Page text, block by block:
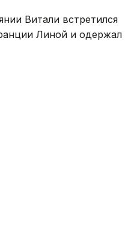
Витали встретился
Линой и одержал